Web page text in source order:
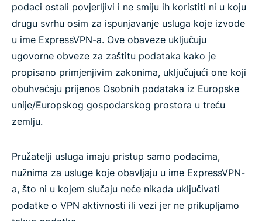
podaci ostali povjerljivi i ne smiju ih koristiti ni u koju
drugu svrhu osim za ispunjavanje usluga koje izvode
u ime ExpressVPN-a. Ove obaveze uključuju
ugovorne obveze za zaštitu podataka kako je
propisano primjenjivim zakonima, uključujući one koji
obuhvaćaju prijenos Osobnih podataka iz Europske
unije/Europskog gospodarskog prostora u treću
zemlju.
Pružatelji usluga imaju pristup samo podacima,
nužnima za usluge koje obavljaju u ime ExpressVPN-
a, što ni u kojem slučaju neće nikada uključivati
podatke o VPN aktivnosti ili vezi jer ne prikupljamo